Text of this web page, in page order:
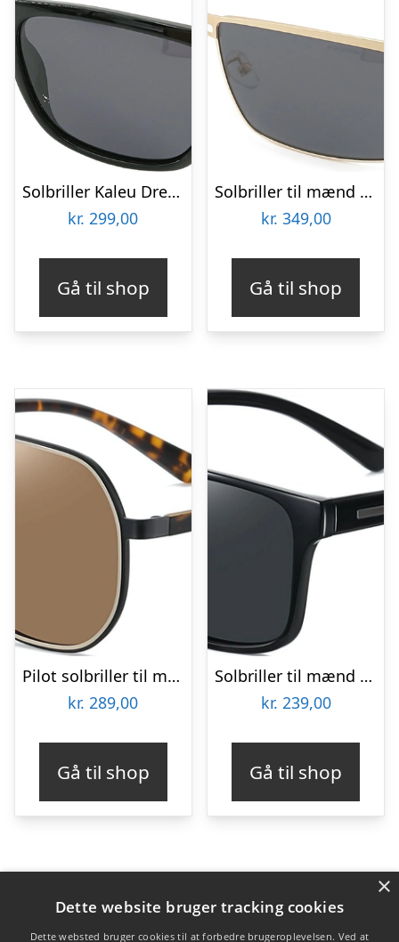
Solbriller Kaleu Dream unisex aluminium sølv med fotokromisk og antirefleksglas inkl. etui, pose og pudseklud
kr. 299,00
Gå til shop
Solbriller til mænd Kaleu Neem, aluminiumramme, polariserede UV400-linser, grå/guld med etui
kr. 349,00
Gå til shop
Pilot solbriller til mænd Kaleu Dapper Havana TR90/metal med 100% UV-beskyttelse Ø60 mm
kr. 289,00
Gå til shop
Solbriller til mænd Kaleu Cave regulære TR90 sort 56-17-140 mm
kr. 239,00
Gå til shop
Varekategorier
Produkter
×
Dette website bruger tracking cookies
Dette websted bruger cookies til at forbedre brugeroplevelsen. Ved at